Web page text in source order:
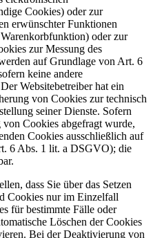
Cookies) oder zur
erwünschter Funktionen
oder zur
zur Messung des
auf Grundlage von Art. 6
keine andere
Websitebetreiber hat ein
von Cookies zur technisch
seiner Dienste. Sofern
Cookies abgefragt wurde,
Cookies ausschließlich auf
6 Abs. 1 lit. a DSGVO); die
dass Sie über das Setzen
Cookies nur im Einzelfall
für bestimmte Fälle oder
Löschen der Cookies
Bei der Deaktivierung von